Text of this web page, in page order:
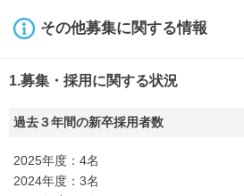
その他募集に関する情報
1.募集・採用に関する状況
過去３年間の新卒採用者数
2025年度：4名
2024年度：3名